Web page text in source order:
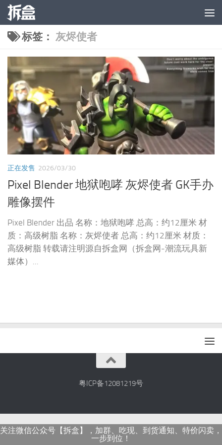
跳至内容
标签： 灰烬使者
正在发售 2026/03/30
Pixel Blender 地狱咆哮 灰烬使者 GK手办
雕像摆件
Pixel Blender 出品 名称：地狱咆哮 总高：约12厘米 材
质：高级树脂 名称：灰烬使者 总高：约12厘米 材质：
高级树脂 转载请注明源自拆盒网（拆盒网-潮流玩具新
媒体）...
粤ICP备12081219号
关注微信公众号【拆盒】，加群、吃现、到货通知、特价闪卖，
一步到位！